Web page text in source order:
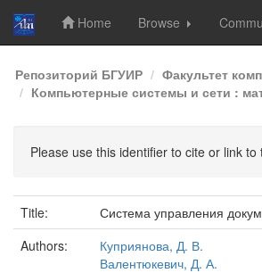
Skip
navigation
Home Browse
Репозиторий БГУИР Факультет
Компьютерные системы и сети :
Please use this identifier to cite or link to
Title:
Система управления
Authors:
Куприянова, Д. В.
Валентюкевич, Д. А.